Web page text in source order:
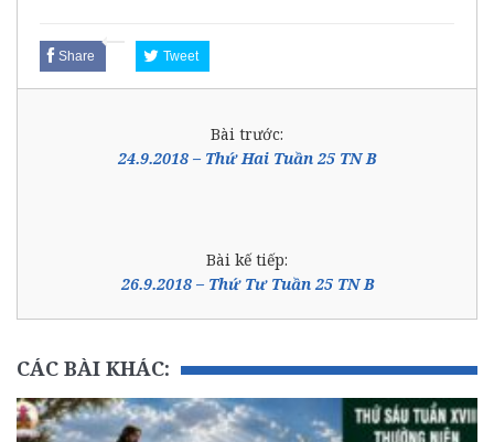
Share Tweet
Bài trước:
24.9.2018 – Thứ Hai Tuần 25 TN B
Bài kế tiếp:
26.9.2018 – Thứ Tư Tuần 25 TN B
CÁC BÀI KHÁC: